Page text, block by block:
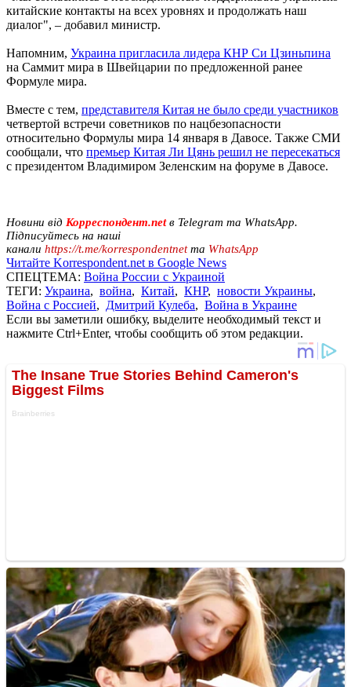
китайские контакты на всех уровнях и продолжать наш
диалог", – добавил министр.
Напомним, Украина пригласила лидера КНР Си Цзиньпина
на Саммит мира в Швейцарии по предложенной ранее
Формуле мира.
Вместе с тем, представителя Китая не было среди участников
четвертой встречи советников по нацбезопасности
относительно Формулы мира 14 января в Давосе. Также СМИ
сообщали, что премьер Китая Ли Цянь решил не пересекаться
с президентом Владимиром Зеленским на форуме в Давосе.
Новини від Корреспондент.netв Telegram та WhatsApp.
Підписуйтесь на наші
канали https://t.me/korrespondentnetта WhatsApp
Читайте Korrespondent.net в Google News
СПЕЦТЕМА: Война России с Украиной
ТЕГИ: Украина, война, Китай, КНР, новости Украины,
Война с Россией, Дмитрий Кулеба, Война в Украине
Если вы заметили ошибку, выделите необходимый текст и
нажмите Ctrl+Enter, чтобы сообщить об этом редакции.